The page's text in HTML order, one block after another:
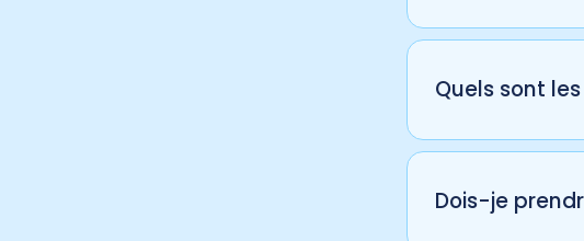
Quels sont
Bien que
Dois-je